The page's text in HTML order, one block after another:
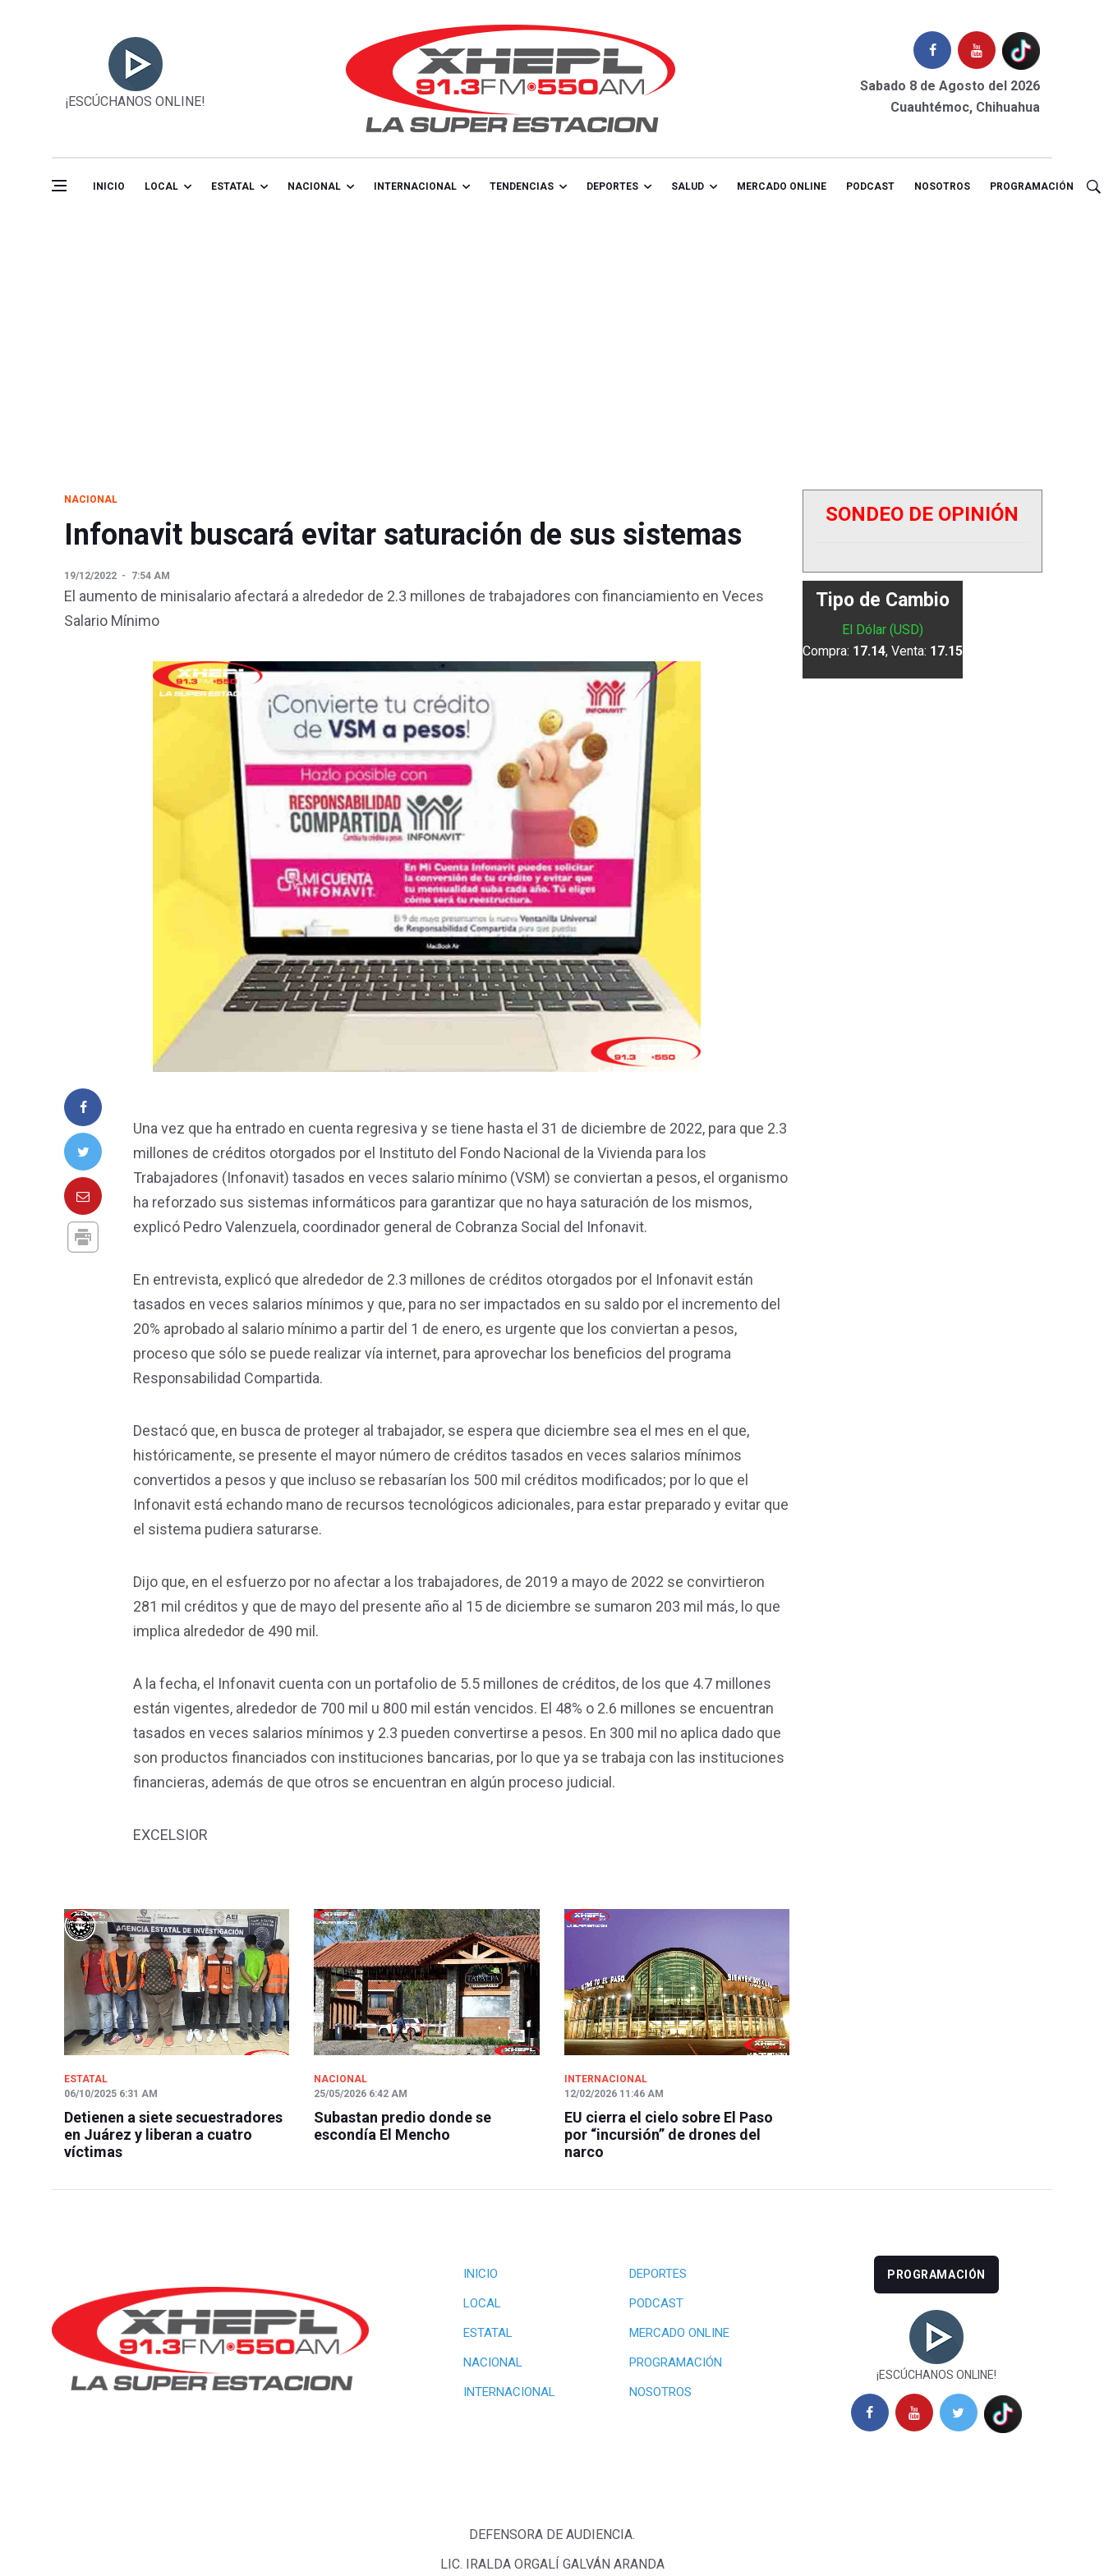
¡ESCÚCHANOS ONLINE!
Sabado 8 de Agosto del 2026
Cuauhtémoc, Chihuahua
INICIO LOCAL ESTATAL NACIONAL INTERNACIONAL TENDENCIAS DEPORTES SALUD MERCADO ONLINE PODCAST NOSOTROS PROGRAMACIÓN
NACIONAL
Infonavit buscará evitar saturación de sus sistemas
19/12/2022 7:54 AM
El aumento de minisalario afectará a alrededor de 2.3 millones de trabajadores con financiamiento en Veces
Salario Mínimo
Una vez que ha entrado en cuenta regresiva y se tiene hasta el 31 de diciembre de 2022, para que 2.3
millones de créditos otorgados por el Instituto del Fondo Nacional de la Vivienda para los
Trabajadores (Infonavit) tasados en veces salario mínimo (VSM) se conviertan a pesos, el organismo
ha reforzado sus sistemas informáticos para garantizar que no haya saturación de los mismos,
explicó Pedro Valenzuela, coordinador general de Cobranza Social del Infonavit.
En entrevista, explicó que alrededor de 2.3 millones de créditos otorgados por el Infonavit están
tasados en veces salarios mínimos y que, para no ser impactados en su saldo por el incremento del
20% aprobado al salario mínimo a partir del 1 de enero, es urgente que los conviertan a pesos,
proceso que sólo se puede realizar vía internet, para aprovechar los beneficios del programa
Responsabilidad Compartida.
Destacó que, en busca de proteger al trabajador, se espera que diciembre sea el mes en el que,
históricamente, se presente el mayor número de créditos tasados en veces salarios mínimos
convertidos a pesos y que incluso se rebasarían los 500 mil créditos modificados; por lo que el
Infonavit está echando mano de recursos tecnológicos adicionales, para estar preparado y evitar que
el sistema pudiera saturarse.
Dijo que, en el esfuerzo por no afectar a los trabajadores, de 2019 a mayo de 2022 se convirtieron
281 mil créditos y que de mayo del presente año al 15 de diciembre se sumaron 203 mil más, lo que
implica alrededor de 490 mil.
A la fecha, el Infonavit cuenta con un portafolio de 5.5 millones de créditos, de los que 4.7 millones
están vigentes, alrededor de 700 mil u 800 mil están vencidos. El 48% o 2.6 millones se encuentran
tasados en veces salarios mínimos y 2.3 pueden convertirse a pesos. En 300 mil no aplica dado que
son productos financiados con instituciones bancarias, por lo que ya se trabaja con las instituciones
financieras, además de que otros se encuentran en algún proceso judicial.
EXCELSIOR
ESTATAL
06/10/2025 6:31 AM
Detienen a siete secuestradores
en Juárez y liberan a cuatro
víctimas
NACIONAL
25/05/2026 6:42 AM
Subastan predio donde se
escondía El Mencho
INTERNACIONAL
12/02/2026 11:46 AM
EU cierra el cielo sobre El Paso
por “incursión” de drones del
narco
SONDEO DE OPINIÓN
Tipo de Cambio
El Dólar (USD)
Compra: 17.14, Venta: 17.15
INICIO
DEPORTES
LOCAL
PODCAST
ESTATAL
MERCADO ONLINE
NACIONAL
PROGRAMACIÓN
INTERNACIONAL
NOSOTROS
PROGRAMACIÓN
¡ESCÚCHANOS ONLINE!
DEFENSORA DE AUDIENCIA.
LIC. IRALDA ORGALÍ GALVÁN ARANDA